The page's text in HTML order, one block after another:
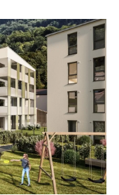
2-Zimmer-